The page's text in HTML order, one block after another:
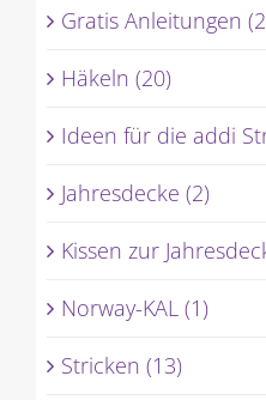
Gratis Anleitungen
Häkeln (20)
Ideen für die addi
Jahresdecke (2)
Kissen zur
Norway-KAL (1)
Stricken (13)